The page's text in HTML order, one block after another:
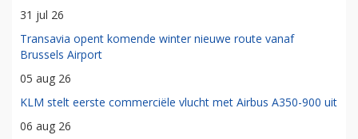
31 jul 26
Transavia opent komende winter nieuwe route vanaf
Brussels Airport
05 aug 26
KLM stelt eerste commerciële vlucht met Airbus A350-900 uit
06 aug 26